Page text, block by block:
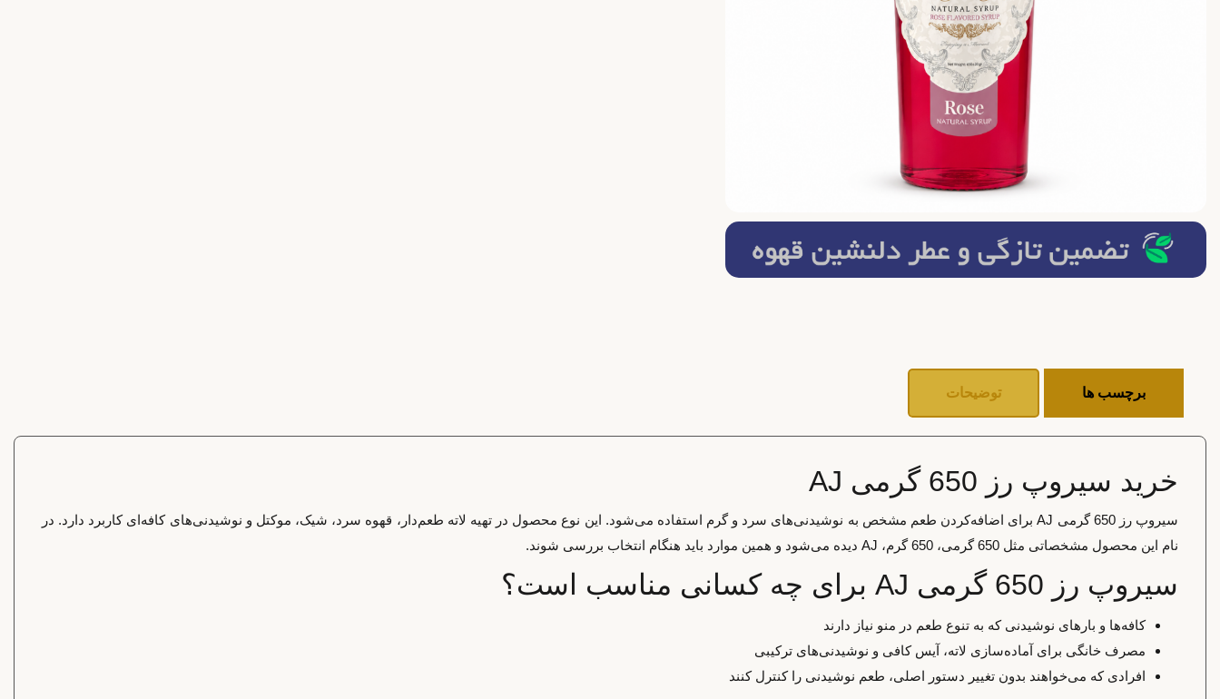
توضیحات برچسب ها
خرید سیروپ رز 650 گرمی AJ
سیروپ رز 650 گرمی AJ برای اضافه‌کردن طعم مشخص به نوشیدنی‌های سرد و گرم استفاده می‌شود. این نوع محصول در تهیه لاته طعم‌دار، قهوه سرد، شیک، موکتل و نوشیدنی‌های کافه‌ای کاربرد دارد. در
نام این محصول مشخصاتی مثل 650 گرمی، 650 گرم، AJ دیده می‌شود و همین موارد باید هنگام انتخاب بررسی شوند.
سیروپ رز 650 گرمی AJ برای چه کسانی مناسب است؟
کافه‌ها و بارهای نوشیدنی که به تنوع طعم در منو نیاز دارند
مصرف خانگی برای آماده‌سازی لاته، آیس کافی و نوشیدنی‌های ترکیبی
افرادی که می‌خواهند بدون تغییر دستور اصلی، طعم نوشیدنی را کنترل کنند